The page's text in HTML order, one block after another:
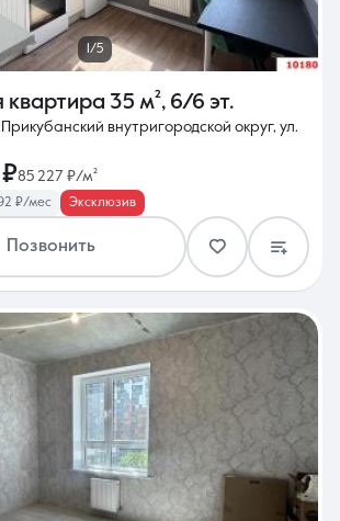
1/5
квартира 35 м², 6/6 эт.
внутригородской округ, ул.
85 227 ₽/м²
₽/мес Эксклюзив
Позвонить